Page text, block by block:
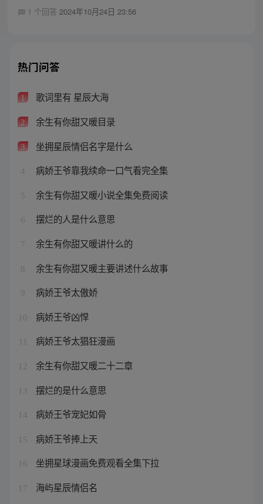
1 个回答 2024年10月24日 23:56
热门问答
1 歌词里有 星辰大海
2 余生有你甜又暖目录
3 坐拥星辰情侣名字是什么
4 病娇王爷靠我续命一口气看完全集
5 余生有你甜又暖小说全集免费阅读
6 摆烂的人是什么意思
7 余生有你甜又暖讲什么的
8 余生有你甜又暖主要讲述什么故事
9 病娇王爷太傲娇
10 病娇王爷凶悍
病娇王爷太猖狂漫画
12 余生有你甜又暖二十二章
13 摆烂的是什么意思
14 病娇王爷宠妃如骨
15 病娇王爷捧上天
16 坐拥星球漫画免费观看全集下拉
17 海屿星辰情侣名